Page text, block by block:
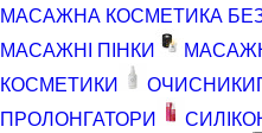
МАСАЖНА КОСМЕТИКА БЕЗ
МАСАЖНІ ПІНКИ
КОСМЕТИКИ
ОЧИСНИКИ
ПРОЛОНГАТОРИ